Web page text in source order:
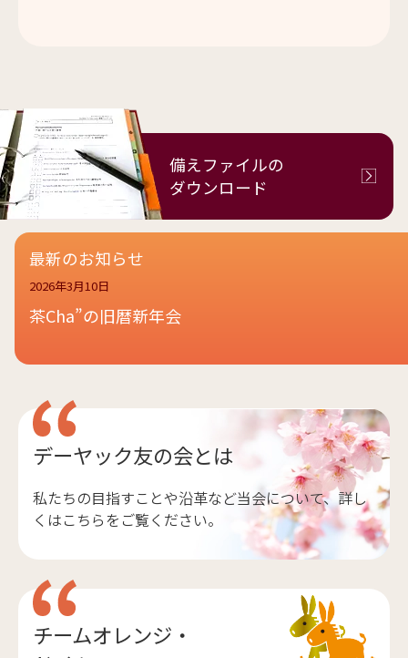
備えファイルの
ダウンロード
最新のお知らせ
2026年3月10日
茶Cha”の旧暦新年会
デーヤック友の会とは
私たちの目指すことや沿革など当会について、詳し
くはこちらをご覧ください。
チームオレンジ・